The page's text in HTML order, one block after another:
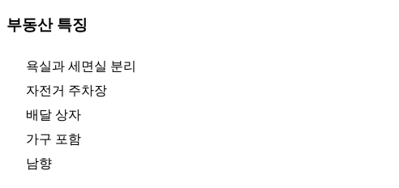
부동산 특징
욕실과 세면실 분리
자전거 주차장
배달 상자
가구 포함
남향